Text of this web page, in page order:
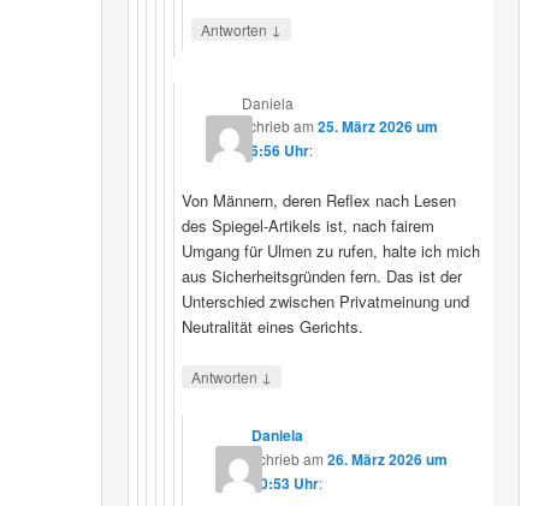
Antworten ↓
Daniela
schriebam25. März 2026 um
16:56 Uhr:
Von Männern, deren Reflex nach Lesen
des Spiegel-Artikels ist, nach fairem
Umgang für Ulmen zu rufen, halte ich mich
aus Sicherheitsgründen fern. Das ist der
Unterschied zwischen Privatmeinung und
Neutralität eines Gerichts.
Antworten ↓
Daniela
schriebam 26. März 2026 um
10:53 Uhr: